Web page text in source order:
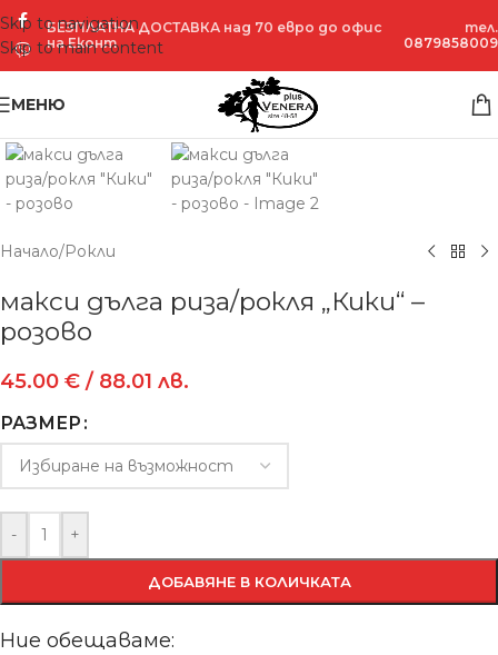
Skip to navigation
Skip to main content
БЕЗПЛАТНА ДОСТАВКА над 70 евро до офис
на Еконт
тел.
0879858009
МЕНЮ
Начало/Рокли
макси дълга риза/рокля „Кики“ –
розово
45.00 € / 88.01 лв.
РАЗМЕР
- +
ДОБАВЯНЕ В КОЛИЧКАТА
Ние обещаваме: